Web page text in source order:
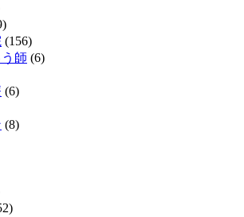
(156)
師 (6)
(6)
(8)